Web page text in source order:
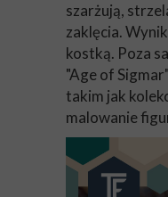
szarżują,
zaklęcia.
kostką. Poza
"Age of
takim jak
malowanie